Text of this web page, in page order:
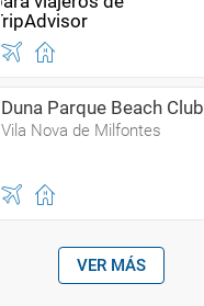
Duna Parque Beach Club
Vila Nova de Milfontes
VER MÁS